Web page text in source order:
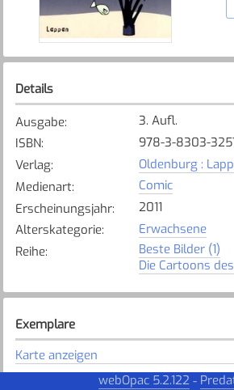
Details
Ausgabe:
3. Aufl.
ISBN:
978-3-8303-
Verlag:
Oldenburg :
Medienart:
Comic
Erscheinungsjahr:
2011
Alterskategorie:
Erwachsene
Reihe:
Beste Bilder (1)
Die Cartoons
Exemplare
Karte anzeigen
Steinhausen
webOpac 5.2.122 -